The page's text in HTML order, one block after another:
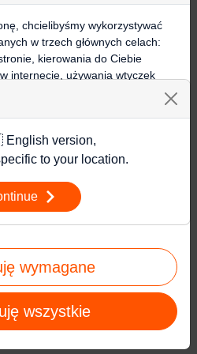
chcielibyśmy wykorzystywać
w trzech głównych celach:
kierowania do Ciebie
internecie, używania wtyczek
cookie i tym, jak
odwiedź nasząPolityką
wymagane
wszystkie
version,
to your location.